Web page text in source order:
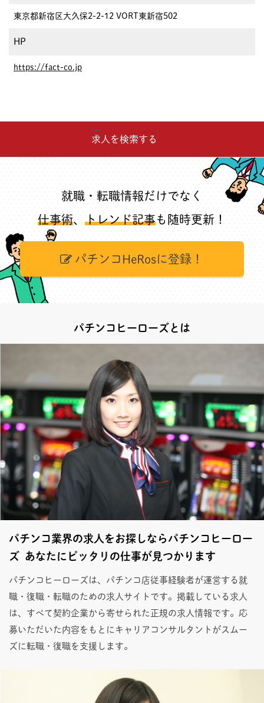
東京都新宿区大久保2-2-12 VORT東新宿502
HP
https://fact-co.jp
求人を検索する
就職・転職情報だけでなく
仕事術、 トレンド記事も随時更新！
パチンコHeRosに登録！
パチンコヒーローズとは
パチンコ業界の求人をお探しならパチンコヒーロー
ズ あなたにピッタリの仕事が見つかります
パチンコヒーローズは、パチンコ店従事経験者が運営する就
職・復職・転職のための求人サイトです。掲載している求人
は、すべて契約企業から寄せられた正規の求人情報です。応
募いただいた内容をもとにキャリアコンサルタントがスムー
ズに転職・復職を支援します。